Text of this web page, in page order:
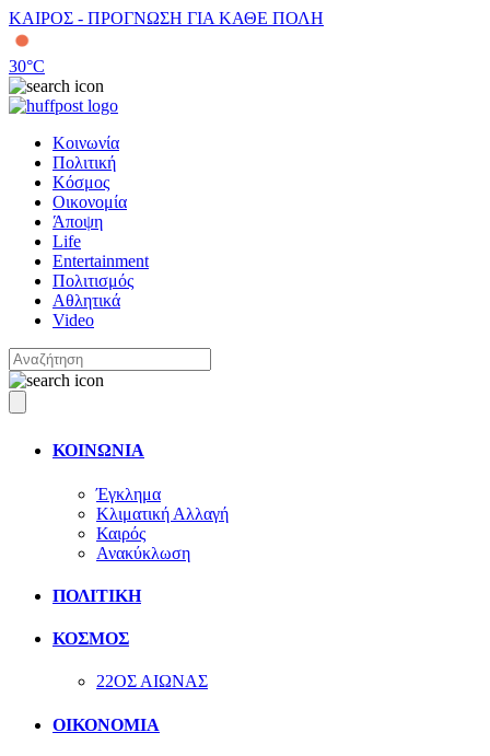
ΚΑΙΡΟΣ - ΠΡΟΓΝΩΣΗ ΓΙΑ ΚΑΘΕ ΠΟΛΗ
30°C
Κοινωνία
Πολιτική
Κόσμος
Οικονομία
Άποψη
Life
Entertainment
Πολιτισμός
Αθλητικά
Video
ΚΟΙΝΩΝΙΑ
Έγκλημα
Κλιματική Αλλαγή
Καιρός
Ανακύκλωση
ΠΟΛΙΤΙΚΗ
ΚΟΣΜΟΣ
22ΟΣ ΑΙΩΝΑΣ
ΟΙΚΟΝΟΜΙΑ